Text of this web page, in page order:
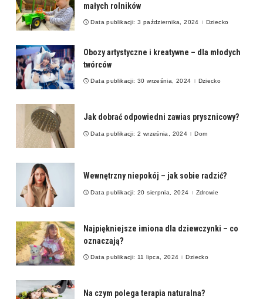
małych rolników
Data publikacji: 3 października, 2024 Dziecko
Obozy artystyczne i kreatywne – dla młodych
twórców
Data publikacji: 30 września, 2024 Dziecko
Jak dobrać odpowiedni zawias prysznicowy?
Data publikacji: 2 września, 2024 Dom
Wewnętrzny niepokój – jak sobie radzić?
Data publikacji: 20 sierpnia, 2024 Zdrowie
Najpiękniejsze imiona dla dziewczynki – co
oznaczają?
Data publikacji: 11 lipca, 2024 Dziecko
Na czym polega terapia naturalna?